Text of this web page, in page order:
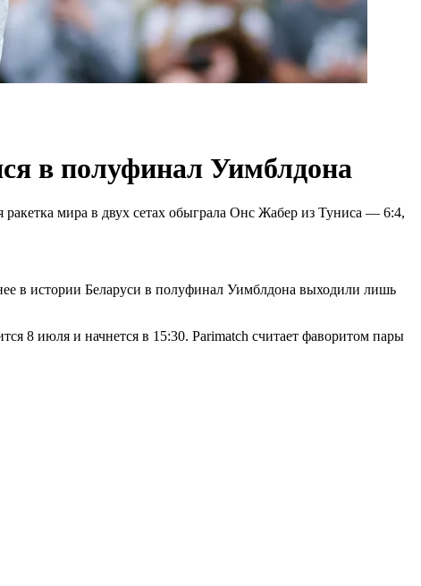
в полуфинал Уимблдона
мира в двух сетах обыграла Онс Жабер из Туниса — 6:4,
в истории Беларуси в полуфинал Уимблдона выходили лишь
8 июля и начнется в 15:30. Parimatch считает фаворитом пары